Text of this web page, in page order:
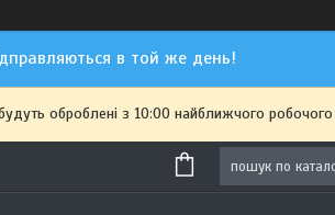
в той же день!
оброблені з 10:00 найближчого